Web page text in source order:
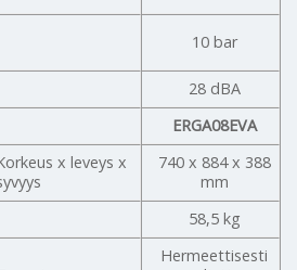
10 bar
28 dBA
ERGA08EVA
x leveys x
740 x 884 x 388
mm
58,5 kg
Hermeettisesti